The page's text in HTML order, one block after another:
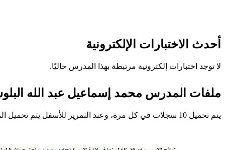
أحدث الاختبارات الإلكترونية
لا توجد اختبارات إلكترونية مرتبطة بهذا المدرس حاليًا.
ملفات المدرس محمد إسماعيل عبد الله
يتم تحميل 10 سجلات في كل مرة، وعند التمرير للأسفل يتم تحميل المزيد تلقائيًا.